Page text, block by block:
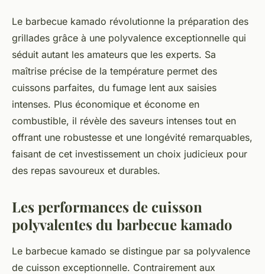
Top 5 raisons d'adopter un
barbecue kamado pour vos
grillades
Aya•17 novembre 2025• 6 min de lecture
Le barbecue kamado révolutionne la préparation des
grillades grâce à une polyvalence exceptionnelle qui
séduit autant les amateurs que les experts. Sa
maîtrise précise de la température permet des
cuissons parfaites, du fumage lent aux saisies
intenses. Plus économique et économe en
combustible, il révèle des saveurs intenses tout en
offrant une robustesse et une longévité remarquables,
faisant de cet investissement un choix judicieux pour
des repas savoureux et durables.
Les performances de cuisson
polyvalentes du barbecue kamado
Le barbecue kamado se distingue par sa polyvalence
de cuisson exceptionnelle. Contrairement aux